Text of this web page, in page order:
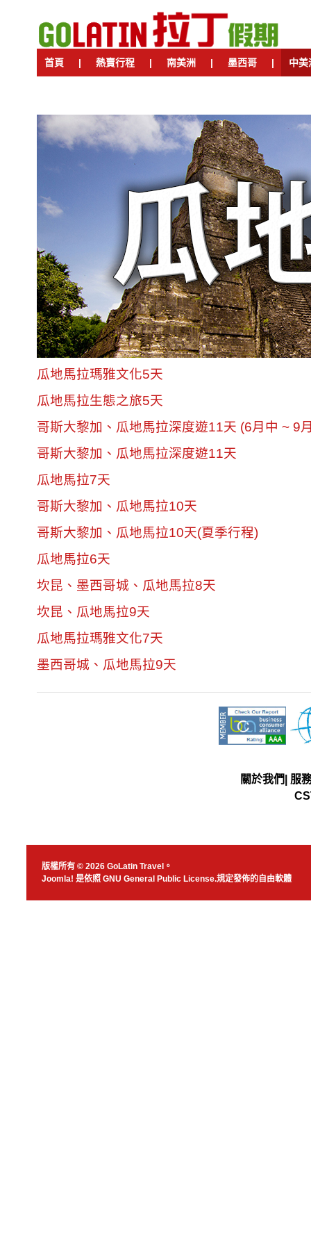
首頁 | 熱賣行程 | 南美洲 | 墨西哥 | 中美
瓜地馬拉瑪雅文化5天
瓜地馬拉生態之旅5天
哥斯大黎加、瓜地馬拉深度遊11天 (6月中 ~ 9
哥斯大黎加、瓜地馬拉深度遊11天
瓜地馬拉7天
哥斯大黎加、瓜地馬拉10天
哥斯大黎加、瓜地馬拉10天(夏季行程)
瓜地馬拉6天
坎昆、墨西哥城、瓜地馬拉8天
坎昆、瓜地馬拉9天
瓜地馬拉瑪雅文化7天
墨西哥城、瓜地馬拉9天
關於我們
服
版權所有 © 2026 GoLatin Travel。
Joomla! 是依照 GNU General Public License.規定發佈的自由軟體